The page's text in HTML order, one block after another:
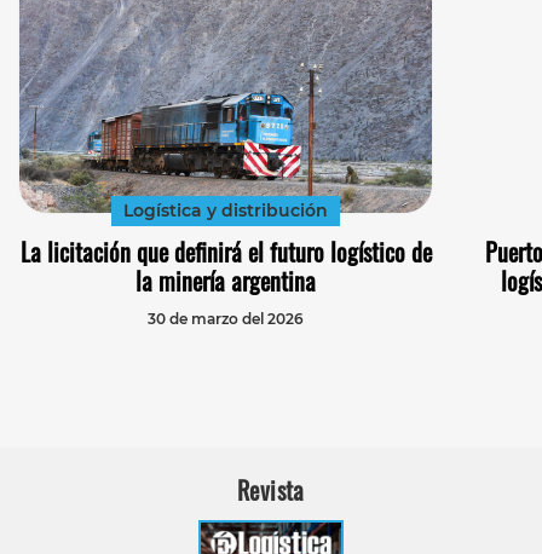
Logística y distribución
La licitación que definirá el futuro logístico de
la minería argentina
30 de marzo del 2026
Revista